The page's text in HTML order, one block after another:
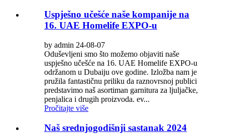
Uspješno učešće naše kompanije na
16. UAE Homelife EXPO-u
by admin 24-08-07
Oduševljeni smo što možemo objaviti naše
uspješno učešće na 16. UAE Homelife EXPO-u
održanom u Dubaiju ove godine. Izložba nam je
pružila fantastičnu priliku da raznovrsnoj publici
predstavimo naš asortiman garnitura za ljuljačke,
penjalica i drugih proizvoda. ev...
Pročitajte više
Naš srednjogodišnji sastanak 2024